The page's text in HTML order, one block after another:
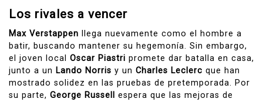
Los rivales a vencer
Max Verstappen llega nuevamente como el hombre a
batir, buscando mantener su hegemonía. Sin embargo,
el joven local Oscar Piastri promete dar batalla en casa,
junto a un Lando Norris y un Charles Leclerc que han
mostrado solidez en las pruebas de pretemporada. Por
su parte, George Russell
espera que las mejoras de